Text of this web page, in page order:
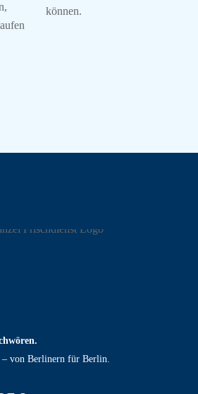
können.
– von Berlinern für Berlin.